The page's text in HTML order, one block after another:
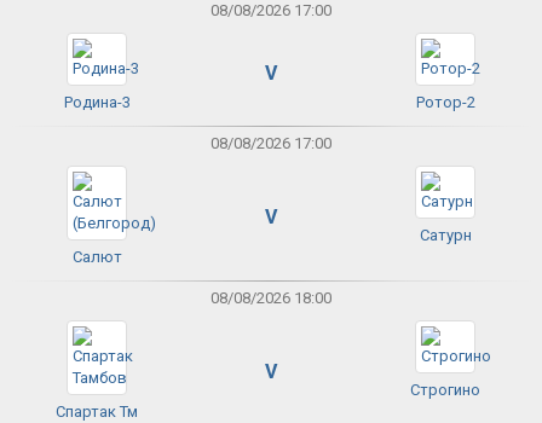
08/08/2026 17:00
Родина-3
V
Ротор-2
08/08/2026 17:00
Салют
V
Сатурн
08/08/2026 18:00
Спартак Тм
V
Строгино